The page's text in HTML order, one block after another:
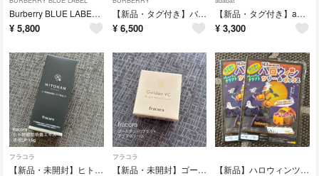
Burberry BLUE LABELプリーツスカート
¥ 5,800
【新品・タグ付き】バーバリー 半袖ポロシャツ
¥ 6,500
【新品・タグ付き】adabat 長袖ポロシャツ
¥ 3,300
フラコラ
【新品・未開封】ヒト幹細胞培養エキス原液LP 15ml
フラコラ
【新品・未開封】ゴールデンVCブライトアクアクリーム10g 1個 【新品】ハロウィンツリー&ボックス 2個